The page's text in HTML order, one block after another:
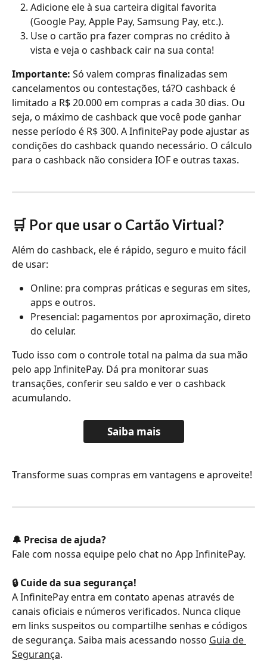
Adicione ele à sua carteira digital favorita
(Google Pay, Apple Pay, Samsung Pay, etc.).
Use o cartão pra fazer compras no crédito à
vista e veja o cashback cair na sua conta!
Importante: Só valem compras finalizadas sem
cancelamentos ou contestações, tá?O cashback é
limitado a R$ 20.000 em compras a cada 30 dias. Ou
seja, o máximo de cashback que você pode ganhar
nesse período é R$ 300. A InfinitePay pode ajustar as
condições do cashback quando necessário. O cálculo
para o cashback não considera IOF e outras taxas.
🛒 Por que usar o Cartão Virtual?
Além do cashback, ele é rápido, seguro e muito fácil
de usar:
Online: pra compras práticas e seguras em sites,
apps e outros.
Presencial: pagamentos por aproximação, direto
do celular.
Tudo isso com o controle total na palma da sua mão
pelo app InfinitePay. Dá pra monitorar suas
transações, conferir seu saldo e ver o cashback
acumulando.
Saiba mais
Transforme suas compras em vantagens e aproveite!
🔔 Precisa de ajuda?
Fale com nossa equipe pelo chat no App InfinitePay.
🔒 Cuide da sua segurança!
A InfinitePay entra em contato apenas através de
canais oficiais e números verificados. Nunca clique
em links suspeitos ou compartilhe senhas e códigos
de segurança. Saiba mais acessando nosso Guia de
Segurança.